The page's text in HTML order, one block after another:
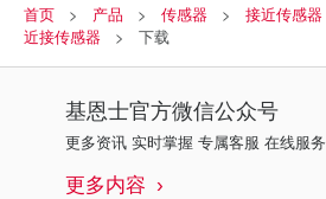
首页 产品 传感器 接近传感器
近接传感器
下载
基恩士官方微信公众号
更多资讯 实时掌握 专属客服 在线服务
更多内容